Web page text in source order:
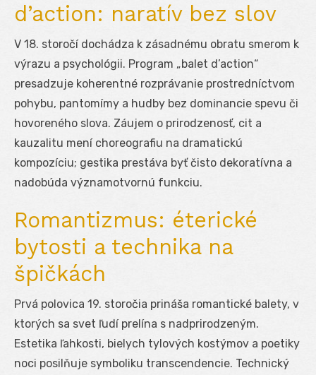
d’action: naratív bez slov
V 18. storočí dochádza k zásadnému obratu smerom k
výrazu a psychológii. Program „balet d’action“
presadzuje koherentné rozprávanie prostredníctvom
pohybu, pantomímy a hudby bez dominancie spevu či
hovoreného slova. Záujem o prirodzenosť, cit a
kauzalitu mení choreografiu na dramatickú
kompozíciu; gestika prestáva byť čisto dekoratívna a
nadobúda významotvornú funkciu.
Romantizmus: éterické
bytosti a technika na
špičkách
Prvá polovica 19. storočia prináša romantické balety, v
ktorých sa svet ľudí prelína s nadprirodzeným.
Estetika ľahkosti, bielych tylových kostýmov a poetiky
noci posilňuje symboliku transcendencie. Technický